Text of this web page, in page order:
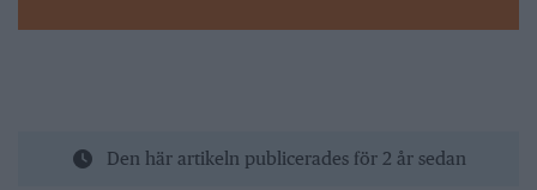
Den här artikeln publicerades för 2 år sedan